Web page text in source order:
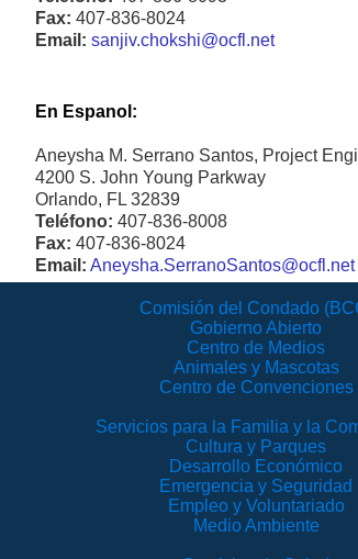
Fax: 407-836-8024
Email: sanjiv.chokshi@ocfl.net
En Espanol:
Aneysha M. Serrano Santos, Project
4200 S. John Young Parkway
Orlando, FL 32839
Teléfono: 407-836-8008
Fax: 407-836-8024
Email: Aneysha.SerranoSantos@ocfl.net
Comisión del Condado
Gobierno Abierto
Centro de Medios
Animales y Mascotas
Centro de Convenciones
Servicios para la Familia y la
Cultura y Parques
Desarrollo Económico
Emergencia y Seguridad
Empleo y Voluntariado
Medio Ambiente